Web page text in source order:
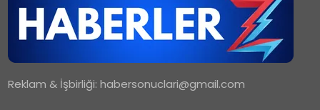
Reklam & İşbirliği:habersonuclari@gmail.com